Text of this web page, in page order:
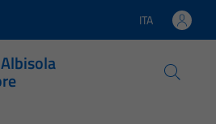
Lingua attiva:
ITA